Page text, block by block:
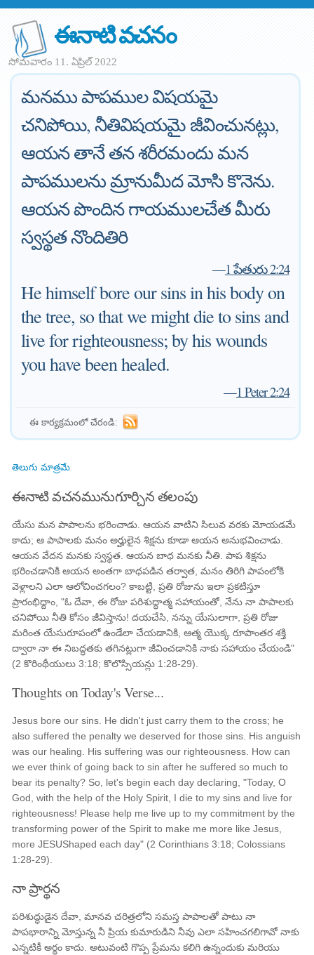
ఈనాటి వచనం
సోమవారం 11. ఏప్రిల్ 2022
మనము పాపముల విషయమై
చనిపోయి, నీతివిషయమై జీవించునట్లు,
ఆయన తానే తన శరీరమందు మన
పాపములను మ్రానుమీద మోసి కొనెను.
ఆయన పొందిన గాయములచేత మీరు
స్వస్థత నొందితిరి
—1 పేతురు 2:24
He himself bore our sins in his body on
the tree, so that we might die to sins and
live for righteousness; by his wounds
you have been healed.
—1 Peter 2:24
ఈ కార్యక్రమంలో చేరండి:
తెలుగు మాత్రమే
ఈనాటి వచనమునుగూర్చిన తలంపు
యేసు మన పాపాలను భరించాడు. ఆయన వాటిని సిలువ వరకు మోయడమే
కాదు; ఆ పాపాలకు మనం అర్హులైన శిక్షను కూడా ఆయన అనుభవించాడు.
ఆయన వేదన మనకు స్వస్థత. ఆయన బాధ మనకు నీతి. పాప శిక్షను
భరించడానికి ఆయన అంతగా బాధపడిన తర్వాత, మనం తిరిగి పాపంలోకి
వెళ్లాలని ఎలా ఆలోచించగలం? కాబట్టి, ప్రతి రోజును ఇలా ప్రకటిస్తూ
ప్రారంభిద్దాం, "ఓ దేవా, ఈ రోజు పరిశుద్ధాత్మ సహాయంతో, నేను నా పాపాలకు
చనిపోయి నీతి కోసం జీవిస్తాను! దయచేసి, నన్ను యేసులాగా, ప్రతి రోజు
మరింత యేసురూపంలో ఉండేలా చేయడానికి, ఆత్మ యొక్క రూపాంతర శక్తి
ద్వారా నా ఈ నిబద్ధతకు తగినట్లుగా జీవించడానికి నాకు సహాయం చేయండి"
(2 కొరింథీయులు 3:18; కొలొస్సియన్లు 1:28-29).
Thoughts on Today's Verse...
Jesus bore our sins. He didn't just carry them to the cross; he
also suffered the penalty we deserved for those sins. His anguish
was our healing. His suffering was our righteousness. How can
we ever think of going back to sin after he suffered so much to
bear its penalty? So, let's begin each day declaring, "Today, O
God, with the help of the Holy Spirit, I die to my sins and live for
righteousness! Please help me live up to my commitment by the
transforming power of the Spirit to make me more like Jesus,
more JESUShaped each day" (2 Corinthians 3:18; Colossians
1:28-29).
నా ప్రార్థన
పరిశుద్ధుడైన దేవా, మానవ చరిత్రలోని సమస్త పాపాలతో పాటు నా
పాపభారాన్ని మోస్తున్న నీ ప్రియ కుమారుడిని నీవు ఎలా సహించగలిగావో నాకు
ఎన్నటికీ అర్థం కాదు. అటువంటి గొప్ప ప్రేమను కలిగి ఉన్నందుకు మరియు